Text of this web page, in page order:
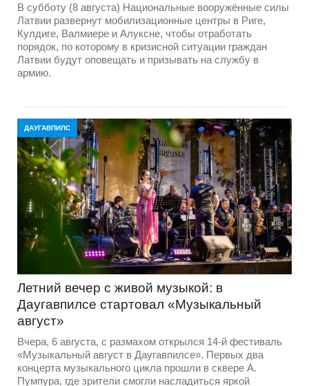
В субботу (8 августа) Национальные вооружённые силы
Латвии развернут мобилизационные центры в Риге,
Кулдиге, Валмиере и Алуксне, чтобы отработать
порядок, по которому в кризисной ситуации граждан
Латвии будут оповещать и призывать на службу в
армию.
ДАУГАВПИЛС
Летний вечер с живой музыкой: в
Даугавпилсе стартовал «Музыкальный
август»
Вчера, 6 августа, с размахом открылся 14-й фестиваль
«Музыкальный август в Даугавпилсе». Первых два
концерта музыкального цикла прошли в сквере А.
Пумпура, где зрители смогли насладиться яркой